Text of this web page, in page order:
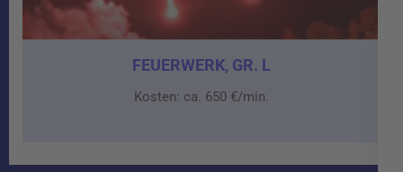
FEUERWERK, GR. L
Kosten: ca. 650 €/min.